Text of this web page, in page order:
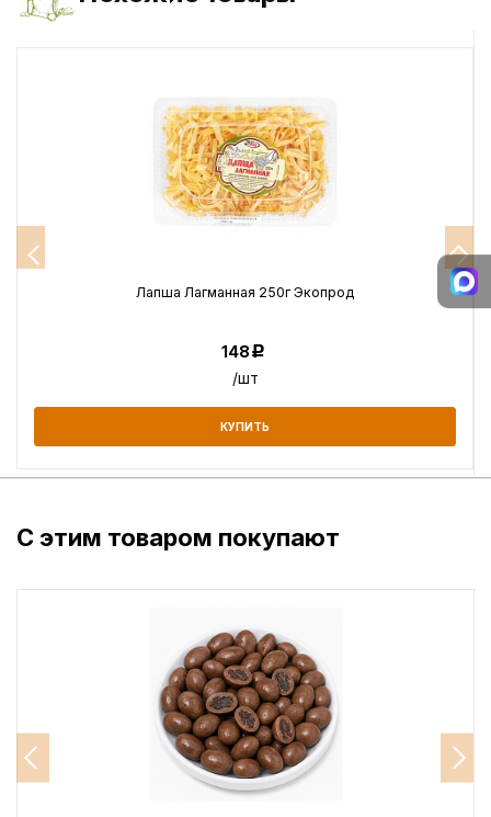
Лапша Лагманная 250г Экопрод
148Р
/шт
КУПИТЬ
С этим товаром покупают